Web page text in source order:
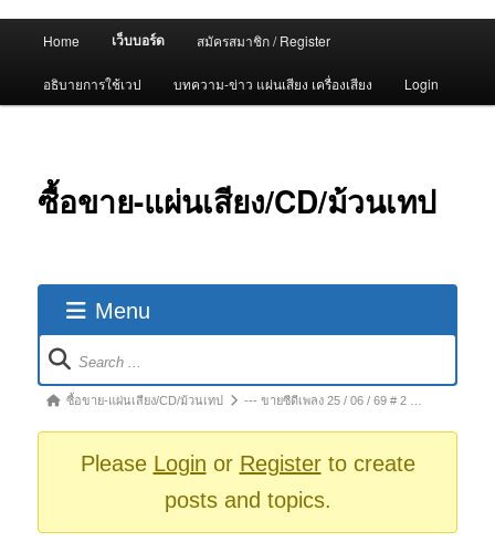
Home เว็บบอร์ด สมัครสมาชิก / Register
อธิบายการใช้เวป บทความ-ข่าว แผ่นเสียง เครื่องเสียง Login
ซื้อขาย-แผ่นเสียง/CD/ม้วนเทป
Menu
Forum
Navigation
Forumซื้อขาย-แผ่นเสียง/CD/ม้วนเทป --- ขายซีดีเพลง 25 / 06 / 69 # 2 …
Please Login or Registerto create
posts and topics.